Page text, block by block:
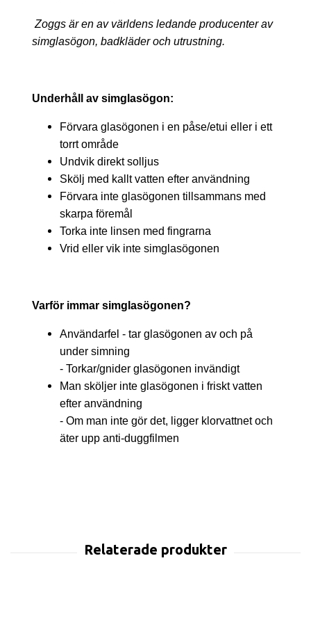
Zoggs är en av världens ledande producenter av
simglasögon, badkläder och utrustning.
Underhåll av simglasögon:
Förvara glasögonen i en påse/etui eller i ett
torrt område
Undvik direkt solljus
Skölj med kallt vatten efter användning
Förvara inte glasögonen tillsammans med
skarpa föremål
Torka inte linsen med fingrarna
Vrid eller vik inte simglasögonen
Varför immar simglasögonen?
Användarfel - tar glasögonen av och på
under simning
- Torkar/gnider glasögonen invändigt
Man sköljer inte glasögonen i friskt vatten
efter användning
- Om man inte gör det, ligger klorvattnet och
äter upp anti-duggfilmen